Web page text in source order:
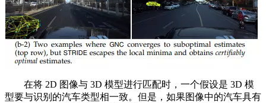
在将 2D 图像与 3D 模型进行匹配时，一个假设是 3D 模
型要与识别的汽车类型相一致。但是，如果图像中的汽车具有